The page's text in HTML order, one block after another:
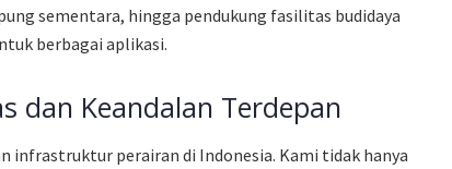
sementara, hingga pendukung fasilitas budidaya
berbagai aplikasi.
dan Keandalan Terdepan
infrastruktur perairan di Indonesia. Kami tidak hanya